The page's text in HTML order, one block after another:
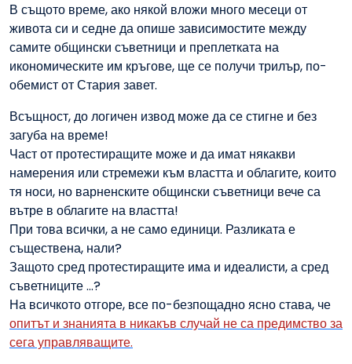
В същото време, ако някой вложи много месеци от
живота си и седне да опише зависимостите между
самите общински съветници и преплетката на
икономическите им кръгове, ще се получи трилър, по-
обемист от Стария завет.
Всъщност, до логичен извод може да се стигне и без
загуба на време!
Част от протестиращите може и да имат някакви
намерения или стремежи към властта и облагите, които
тя носи, но варненските общински съветници вече са
вътре в облагите на властта!
При това всички, а не само единици. Разликата е
съществена, нали?
Защото сред протестиращите има и идеалисти, а сред
съветниците ...?
На всичкото отгоре, все по-безпощадно ясно става, че
опитът и знанията в никакъв случай не са предимство за
сега управляващите.